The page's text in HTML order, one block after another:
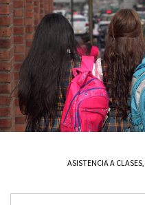
ASISTENCIA A CLASES,